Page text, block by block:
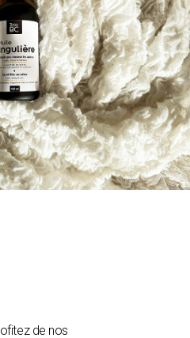
de nos